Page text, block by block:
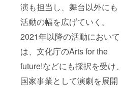
演も担当し、舞台以外にも
活動の幅を広げていく。
2021年以降の活動において
は、文化庁のArts for the
future!などにも採択を受け、
国家事業として演劇を展開